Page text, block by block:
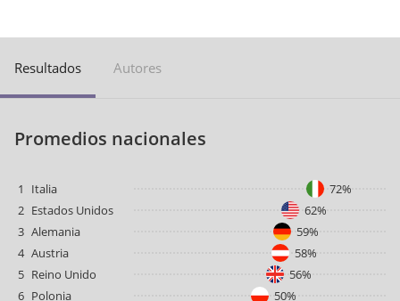
Resultados Autores
Promedios nacionales
1 Italia
72%
2 Estados Unidos
62%
3 Alemania
59%
4 Austria
58%
5 Reino Unido
56%
6 Polonia
50%